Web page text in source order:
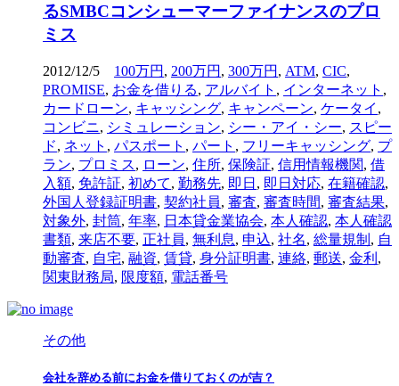
るSMBCコンシューマーファイナンスのプロ
ミス
2012/12/5 100万円 , 200万円 , 300万円 , ATM, CIC,
PROMISE, お金を借りる, アルバイト , インターネット ,
カードローン, キャッシング, キャンペーン, ケータイ ,
コンビニ, シミュレーション, シー・アイ・シー, スピー
ド, ネット , パスポート , パート , フリーキャッシング, プ
ラン, プロミス, ローン, 住所, 保険証, 信用情報機関, 借
入額, 免許証, 初めて, 勤務先, 即日 , 即日対応, 在籍確認,
外国人登録証明書, 契約社員, 審査, 審査時間, 審査結果,
対象外, 封筒, 年率, 日本貸金業協会, 本人確認, 本人確認
書類, 来店不要, 正社員, 無利息, 申込, 社名, 総量規制 , 自
動審査, 自宅, 融資, 賃貸, 身分証明書, 連絡, 郵送, 金利 ,
関東財務局, 限度額, 電話番号
その他
会社を辞める前にお金を借りておくのが吉？